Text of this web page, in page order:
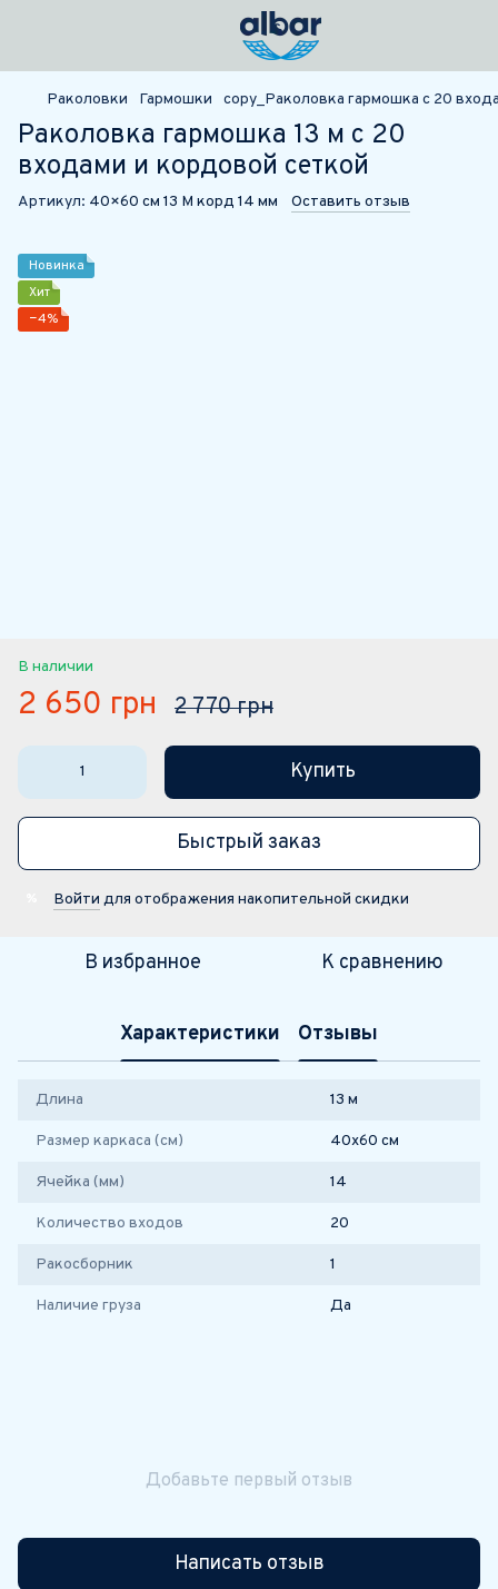
Раколовки Гармошки copy_Раколовка гармошка с 20
Раколовка гармошка 13 м с 20
входами и кордовой сеткой
Артикул: 40×60 см 13 М корд 14 мм Оставить отзыв
Новинка
Хит
−4%
В наличии
2 650 грн 2 770 грн
Купить
Быстрый заказ
Войти для отображения накопительной скидки
В избранное К сравнению
Характеристики Отзывы
Длина 13 м
Размер каркаса (см) 40х60 см
Ячейка (мм) 14
Количество входов 20
Ракосборник 1
Наличие груза Да
Добавьте первый отзыв
Написать отзыв